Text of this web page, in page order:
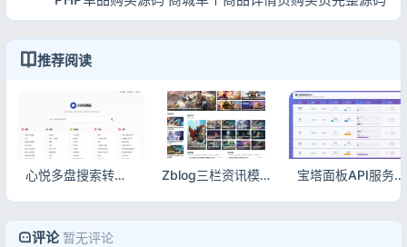
推荐阅读
心悦多盘搜索转存系统V3.6_开源短剧资源网_迅雷云盘批量转存源码 Zblog三栏资讯模板_游戏攻略源码_自适应CMS主题_支持昼夜切换 宝塔面板API服务器监控源码分享｜一键部署监控工具免费下载
评论 暂无评论